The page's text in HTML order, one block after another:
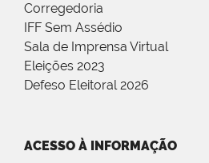
Corregedoria
IFF Sem Assédio
Sala de Imprensa Virtual
Eleições 2023
Defeso Eleitoral 2026
ACESSO À INFORMAÇÃO